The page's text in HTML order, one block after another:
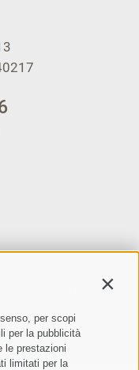
per scopi
per la pubblicità
le prestazioni
limitati per la
ABBONARSI